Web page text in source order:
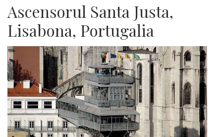
Ascensorul Santa Justa,
Lisabona, Portugalia